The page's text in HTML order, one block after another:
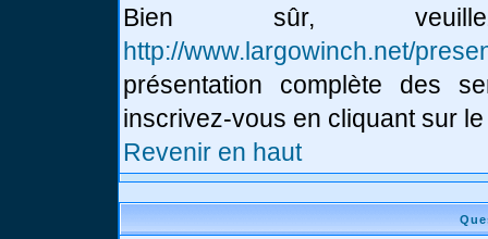
Bien sûr,
http://www.largowinch.net/
présentation complète des
inscrivez-vous en cliquant sur
Revenir en haut